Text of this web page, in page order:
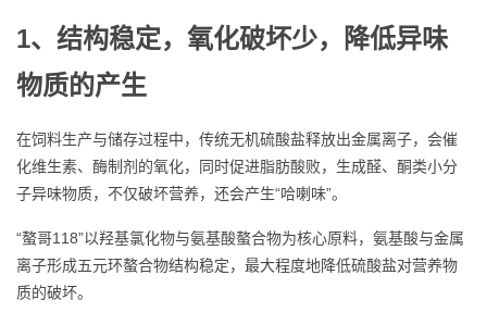
1、 结构稳定，氧化破坏少，降低异味
物质的产生
在饲料生产与储存过程中，传统无机硫酸盐释放出金属离子，会催
化维生素、酶制剂的氧化，同时促进脂肪酸败，生成醛、酮类小分
子异味物质，不仅破坏营养，还会产生“哈喇味”。
“螯哥118”以羟基氯化物与氨基酸螯合物为核心原料，氨基酸与金属
离子形成五元环螯合物结构稳定，最大程度地降低硫酸盐对营养物
质的破坏。